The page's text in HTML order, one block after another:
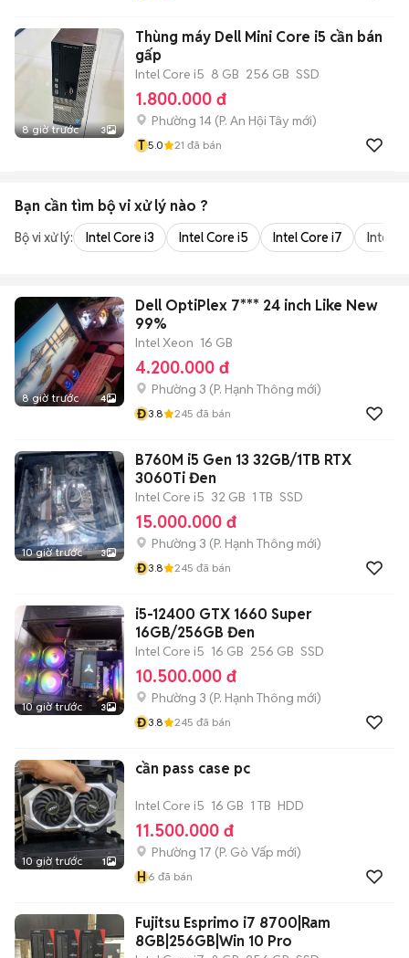
8 giờ trước 3
Thùng máy Dell Mini Core i5 cần bán
gấp
Intel Core i5 8 GB 256 GB SSD
1.800.000 đ
Phường 14 (P. An Hội Tây mới)
T 5.0 21 đã bán
Bạn cần tìm bộ vi xử lý nào ?
Bộ vi xử lý: Intel Core i3 Intel Core i5 Intel Core i7 Intel
8 giờ trước 4
Dell OptiPlex 7*** 24 inch Like New
99%
Intel Xeon 16 GB
4.200.000 đ
Phường 3 (P. Hạnh Thông mới)
Đ3.8 245 đã bán
10 giờ trước 3
B760M i5 Gen 13 32GB/1TB RTX
3060Ti Đen
Intel Core i5 32 GB 1 TB SSD
15.000.000 đ
Phường 3 (P. Hạnh Thông mới)
Đ3.8 245 đã bán
10 giờ trước 3
i5-12400 GTX 1660 Super
16GB/256GB Đen
Intel Core i5 16 GB 256 GB SSD
10.500.000 đ
Phường 3 (P. Hạnh Thông mới)
Đ3.8 245 đã bán
10 giờ trước 1
cần pass case pc
Intel Core i5 16 GB 1 TB HDD
11.500.000 đ
Phường 17 (P. Gò Vấp mới)
H6 đã bán
Fujitsu Esprimo i7 8700|Ram
8GB|256GB|Win 10 Pro